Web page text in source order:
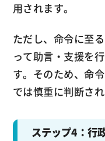
用されます。
ただし、命令に至
って助言・支援を
す。そのため、命
では慎重に判断され
ステップ4：行